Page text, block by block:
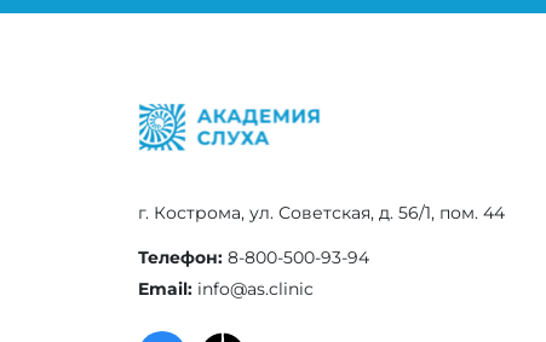
г. Кострома, ул. Советская, д. 56/1, пом. 44
Телефон: 8-800-500-93-94
Email: info@as.clinic